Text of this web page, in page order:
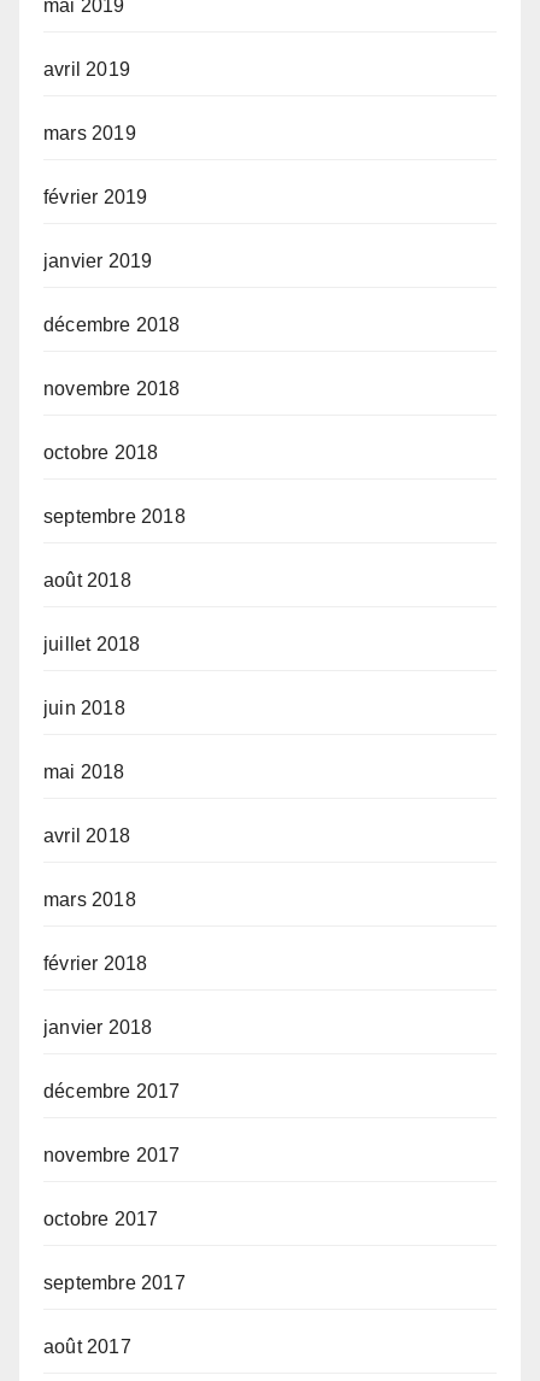
mai 2019
avril 2019
mars 2019
février 2019
janvier 2019
décembre 2018
novembre 2018
octobre 2018
septembre 2018
août 2018
juillet 2018
juin 2018
mai 2018
avril 2018
mars 2018
février 2018
janvier 2018
décembre 2017
novembre 2017
octobre 2017
septembre 2017
août 2017